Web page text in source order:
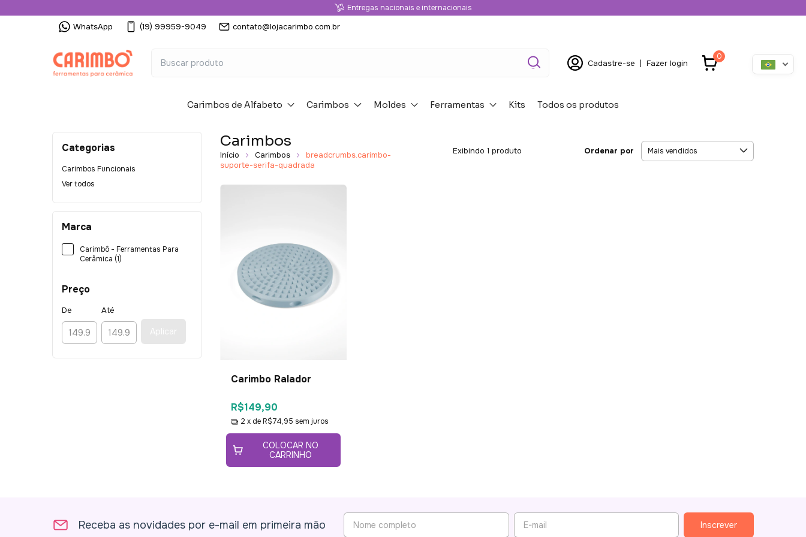
Entregas nacionais e internacionais
WhatsApp (19) 99959-9049 contato@lojacarimbo.com.br
Cadastre-se | Fazer login
0
Carimbos de Alfabeto Carimbos Moldes Ferramentas Kits Todos os produtos
Categorias
Carimbos Funcionais
Ver todos
Marca
Carimbô - Ferramentas Para
Cerâmica (1)
Preço
De Até
Aplicar
Carimbos
Início Carimbos
breadcrumbs.carimbo-
suporte-serifa-quadrada
Exibindo 1 produto Ordenar por
Carimbo Ralador
R$149,90
2 x de R$74,95 sem juros
COLOCAR NO
CARRINHO
Receba as novidades por e-mail em primeira mão